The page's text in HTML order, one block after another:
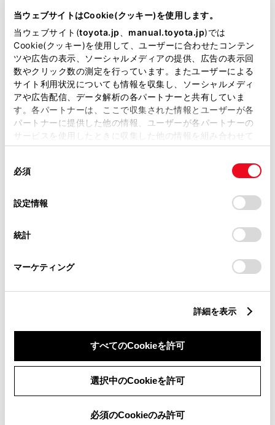
当ウェブサイトはCookie(クッキー)を使用します。
当ウェブサイト(toyota.jp manual.toyota.jp)では
Cookie(クッキー)を使用して、ユーザーに合わせたコンテン
ツや広告の表示、ソーシャルメディアの提供、広告の表示回
数やクリック数の測定を行っています。またユーザーによる
サイト利用状況についても情報を収集し、ソーシャルメディ
アや広告配信、データ解析の各パートナーと共有していま
す。各パートナーは、ここで収集された情報とユーザーが各
パートナーに提供した他の情報、ユーザーが各パートナーの
サービスを使用したときに収集した他の情報を組み合わせて
使用することがあります。当ウェブサイトの使用を続行する
デバイスにすべてのCookie(クッキー)が保存されることに同
意したことになります。Cookie(クッキー)のオプトアウト、
設定の変更、同意を撤回したりするにあたっては、当社の
「Cookie（クッキー）情報の取り扱いについて
」をご覧くだ
必須
設定情報
統計
マーケティング
詳細を表示
すべてのCookieを許可
選択中のCookieを許可
必須のCookieのみ許可
建物名
必須 ご希望の連絡方法
Eメール
車両の状態確認（外装・内装・キズ）